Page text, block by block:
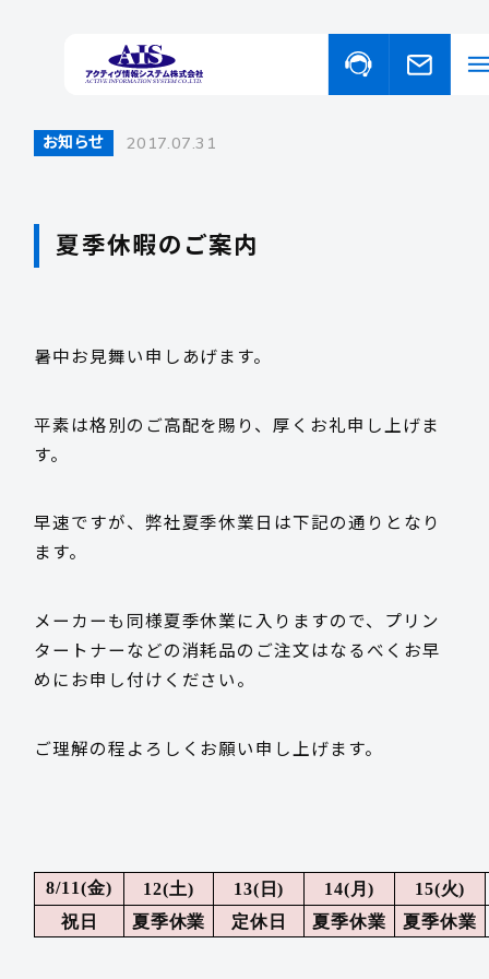
私たちについて
事業・サービスについて
採用情報
お客様サポート
お問い合わせ
平日 9:15~17:45
0985-29-5376
お知らせ 2017.07.31
夏季休暇のご案内
暑中お見舞い申しあげます。
平素は格別のご高配を賜り、厚くお礼申し上げま
す。
早速ですが、弊社夏季休業日は下記の通りとなり
ます。
メーカーも同様夏季休業に入りますので、プリン
タートナーなどの消耗品のご注文はなるべくお早
めにお申し付けください。
ご理解の程よろしくお願い申し上げます。
8/11(金) 12(土) 13(日) 14(月) 15(火)
祝日 夏季休業 定休日 夏季休業 夏季休業